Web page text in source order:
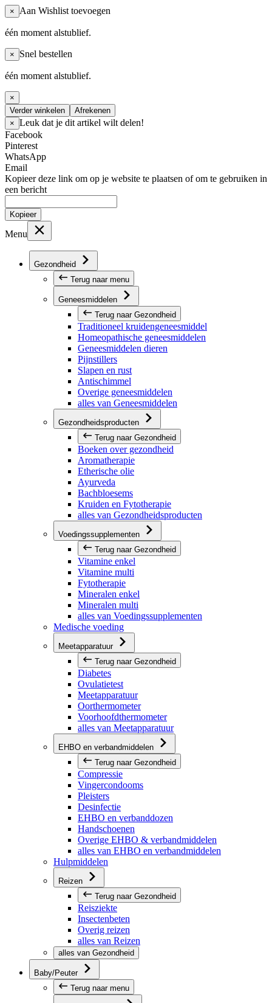
× Aan Wishlist toevoegen
één moment alstublief.
× Snel bestellen
één moment alstublief.
×
Verder winkelen
Afrekenen
× Leuk dat je dit artikel wilt delen!
Facebook
Pinterest
WhatsApp
Email
Kopieer deze link om op je website te plaatsen of om te gebruiken in
een bericht
Kopieer
Menu
Gezondheid
Terug naar menu
Geneesmiddelen
Terug naar Gezondheid
Traditioneel kruidengeneesmiddel
Homeopathische geneesmiddelen
Geneesmiddelen dieren
Pijnstillers
Slapen en rust
Antischimmel
Overige geneesmiddelen
alles van Geneesmiddelen
Gezondheidsproducten
Terug naar Gezondheid
Boeken over gezondheid
Aromatherapie
Etherische olie
Ayurveda
Bachbloesems
Kruiden en Fytotherapie
alles van Gezondheidsproducten
Voedingssupplementen
Terug naar Gezondheid
Vitamine enkel
Vitamine multi
Fytotherapie
Mineralen enkel
Mineralen multi
alles van Voedingssupplementen
Medische voeding
Meetapparatuur
Terug naar Gezondheid
Diabetes
Ovulatietest
Meetapparatuur
Oorthermometer
Voorhoofdthermometer
alles van Meetapparatuur
EHBO en verbandmiddelen
Terug naar Gezondheid
Compressie
Vingercondooms
Pleisters
Desinfectie
EHBO en verbanddozen
Handschoenen
Overige EHBO & verbandmiddelen
alles van EHBO en verbandmiddelen
Hulpmiddelen
Reizen
Terug naar Gezondheid
Reisziekte
Insectenbeten
Overig reizen
alles van Reizen
alles van Gezondheid
Baby/Peuter
Terug naar menu